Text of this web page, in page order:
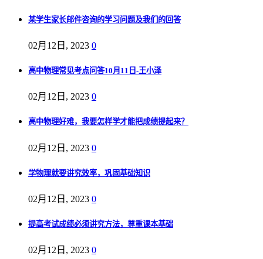
某学生家长邮件咨询的学习问题及我们的回答
02月12日, 2023 0
高中物理常见考点问答10月11日-王小泽
02月12日, 2023 0
高中物理好难，我要怎样学才能把成绩提起来？
02月12日, 2023 0
学物理就要讲究效率，巩固基础知识
02月12日, 2023 0
提高考试成绩必须讲究方法，尊重课本基础
02月12日, 2023 0